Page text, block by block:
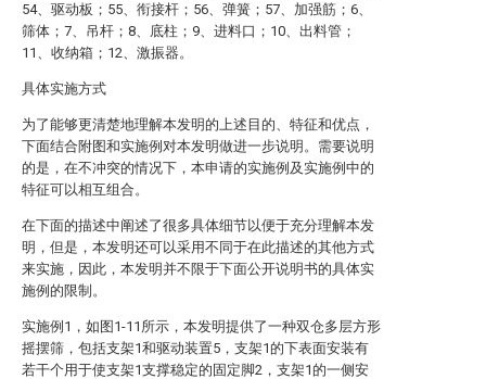
54、驱动板；55、衔接杆；56、弹簧；57、加强筋；6、
筛体；7、吊杆；8、底柱；9、进料口；10、出料管；
11、收纳箱；12、激振器。
具体实施方式
为了能够更清楚地理解本发明的上述目的、特征和优点，
下面结合附图和实施例对本发明做进一步说明。需要说明
的是，在不冲突的情况下，本申请的实施例及实施例中的
特征可以相互组合。
在下面的描述中阐述了很多具体细节以便于充分理解本发
明，但是，本发明还可以采用不同于在此描述的其他方式
来实施，因此，本发明并不限于下面公开说明书的具体实
施例的限制。
实施例1，如图1-11所示，本发明提供了一种双仓多层方形
摇摆筛，包括支架1和驱动装置5，支架1的下表面安装有
若干个用于使支架1支撑稳定的固定脚2，支架1的一侧安